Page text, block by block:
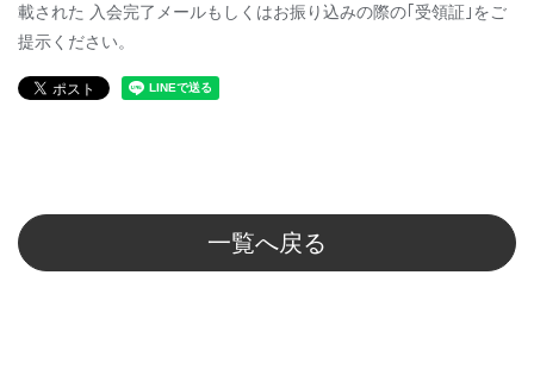
載された 入会完了メールもしくはお振り込みの際の｢受領証｣をご
提示ください。
一覧へ戻る